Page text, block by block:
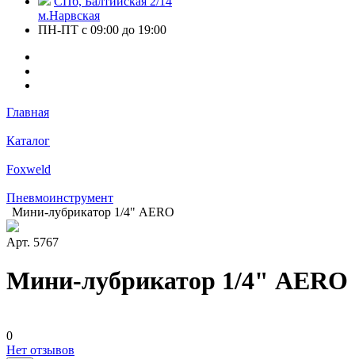
м.Нарвская
ПН-ПТ с 09:00 до 19:00
Главная
Каталог
Foxweld
Пневмоинструмент
Мини-лубрикатор 1/4" AERO
Арт. 5767
Мини-лубрикатор 1/4" AERO
0
Нет отзывов